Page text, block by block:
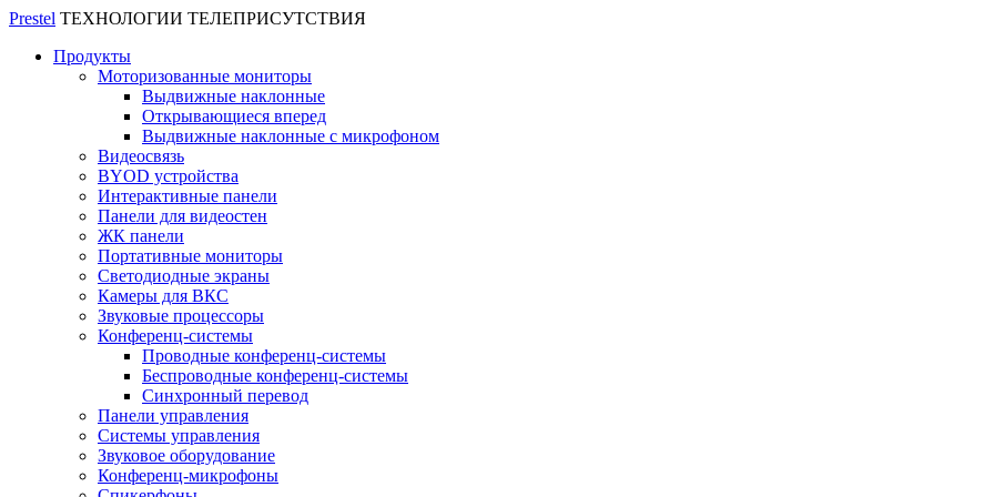
Prestel ТЕХНОЛОГИИ ТЕЛЕПРИСУТСТВИЯ
Продукты
Моторизованные мониторы
Выдвижные наклонные
Открывающиеся вперед
Выдвижные наклонные с микрофоном
Видеосвязь
BYOD устройства
Интерактивные панели
Панели для видеостен
ЖК панели
Портативные мониторы
Светодиодные экраны
Камеры для ВКС
Звуковые процессоры
Конференц-системы
Проводные конференц-системы
Беспроводные конференц-системы
Синхронный перевод
Панели управления
Системы управления
Звуковое оборудование
Конференц-микрофоны